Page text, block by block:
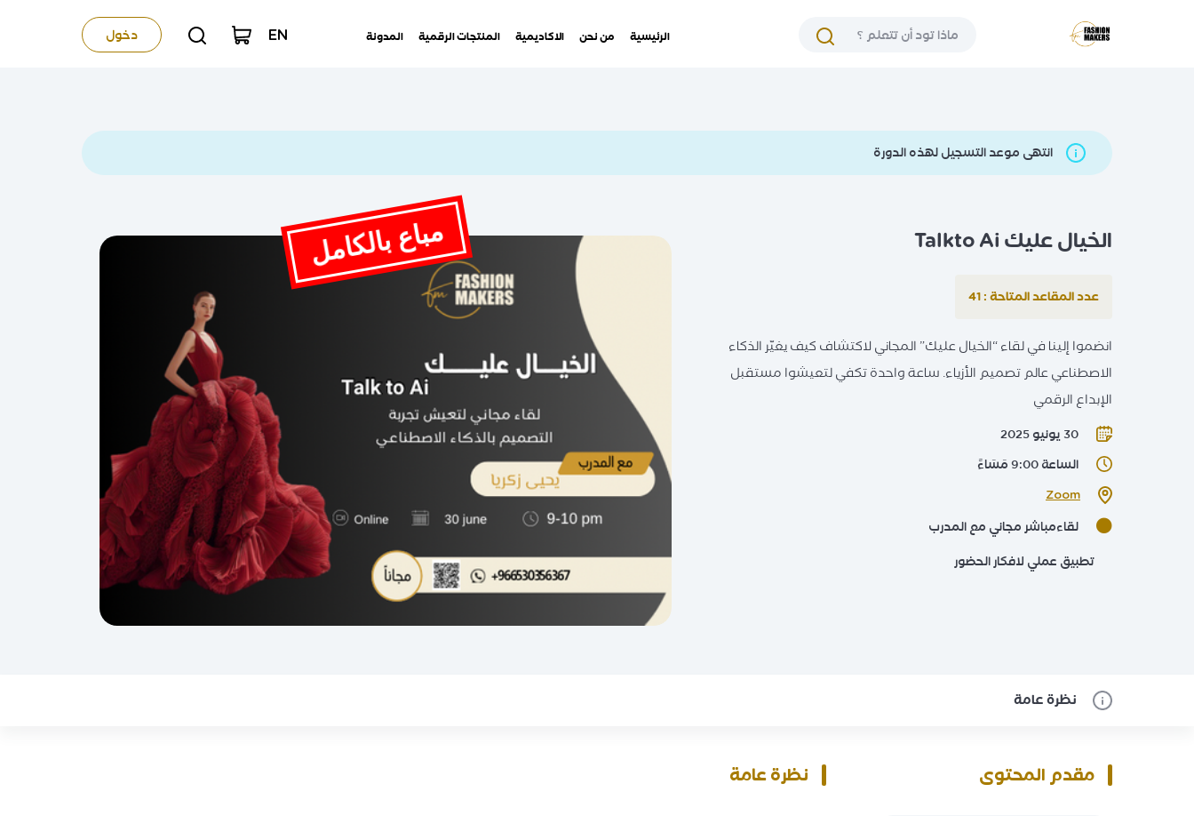
الرئيسية من نحن الاكاديمية المنتجات الرقمية المدونة EN دخول
انتهى موعد التسجيل لهذه الدورة
مباع بالكامل الخيال عليك Talkto Ai
عدد المقاعد المتاحة : 41
انضموا إلينا في لقاء “الخيال عليك” المجاني لاكتشاف كيف يغيّر الذكاء
الاصطناعي عالم تصميم الأزياء. ساعة واحدة تكفي لتعيشوا مستقبل
الإبداع الرقمي
30 يونيو 2025
الساعة 9:00 مَسَاءً
Zoom
لقاءمباشر مجاني مع المدرب
تطبيق عملي لافكار الحضور
نظرة عامة
مقدم المحتوى نظرة عامة